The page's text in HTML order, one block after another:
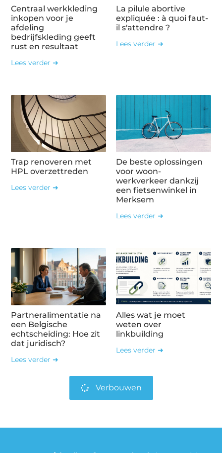
Centraal werkkleding
inkopen voor je
afdeling
bedrijfskleding geeft
rust en resultaat
Lees verder ➜
La pilule abortive
expliquée : à quoi faut-
il s'attendre ?
Lees verder ➜
Trap renoveren met
HPL overzettreden
Lees verder ➜
De beste oplossingen
voor woon-
werkverkeer dankzij
een fietsenwinkel in
Merksem
Lees verder ➜
Partneralimentatie na
een Belgische
echtscheiding: Hoe zit
dat juridisch?
Lees verder ➜
Alles wat je moet
weten over
linkbuilding
Lees verder ➜
Verbouwen